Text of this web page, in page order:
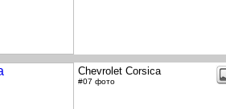
Chevrolet Corsica
#07 фото